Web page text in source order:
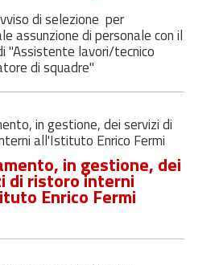
di selezione per
assunzione di personale con il
"Assistente lavori/tecnico
di squadre"
in gestione, dei servizi di
all'Istituto Enrico Fermi
in gestione, dei
di ristoro interni
Enrico Fermi